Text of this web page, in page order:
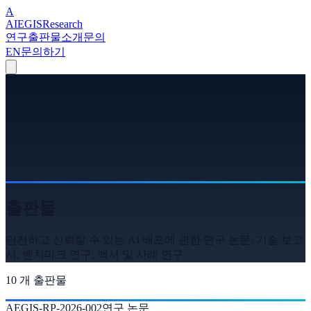
A
AIEGISResearch
연구출판물소개 문의
EN문의하기
10 개 출판물
AEGIS-RP-2026-002연구 논문